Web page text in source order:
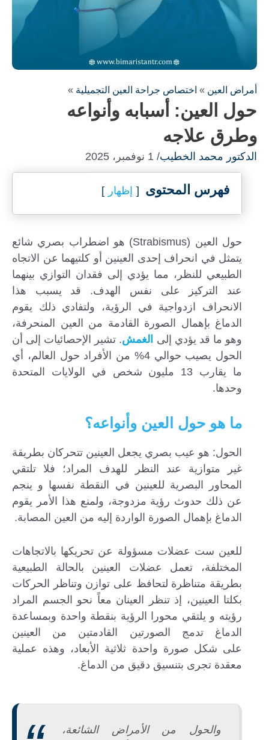
أمراض العين » اختصاص جراحة العين التجميلية »
حول العين: أسبابه وأنواعه
وطرق علاجه
الدكتور محمد الخطيب/ 1 نوفمبر، 2025
فهرس المحتوى إظهار
حول العين (Strabismus) هو اضطراب بصري شائع
يتمثل في انحراف إحدى العينين أو كلتيهما عن الاتجاه
الطبيعي للنظر، مما يؤدي إلى فقدان التوازي بينهما
عند التركيز على نفس الهدف. قد يسبب هذا
الانحراف ازدواجية في الرؤية، ولتفادي ذلك يقوم
الدماغ بإهمال الصورة القادمة من العين المنحرفة،
وهو ما قد يؤدي إلى الغمش. تشير الإحصائيات إلى أن
الحول يصيب حوالي 4% من الأفراد حول العالم، أي
ما يقارب 13 مليون شخص في الولايات المتحدة
وحدها.
ما هو حول العين وأنواعه؟
الحول: هو عيب بصري يجعل العينين تتحركان بطريقة
غير متوازية عند النظر للهدف المراد؛ فلا تلتقي
المحاور البصرية للعينين في النقطة نفسها و ينجم
عن ذلك حدوث رؤية مزدوجة، ولمنع هذا الأمر يقوم
الدماغ بإهمال الصورة الواردة إليه من العين المصابة.
للعين ست عضلات مسؤولة عن تحريكها بالاتجاهات
المختلفة، تعمل عضلات العينين بالحالة الطبيعية
بطريقة متناظرة لتحافظ على توازن وتناظر الحركات
بكلتا العينين، إذ تنظر العينان معاً نحو الجسم المراد
رؤيته و يلتقي محورا الرؤية بنقطة واحدة وبمساعدة
الدماغ تدمج الصورتين القادمتين من العينين
على شكل صورة واحدة ثلاثية الأبعاد، وهذه عملية
معقدة تجرى بتنسيق دقيق من الدماغ.
والحول من الأمراض الشائعة،